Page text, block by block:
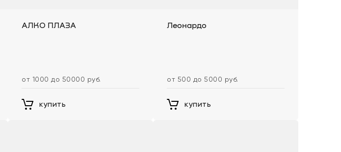
АЛКО ПЛАЗА
от 1000 до 50000 руб.
купить
Леонардо
от 500 до 5000 руб.
купить